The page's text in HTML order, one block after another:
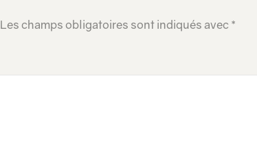
Les champs obligatoires sont indiqués avec *